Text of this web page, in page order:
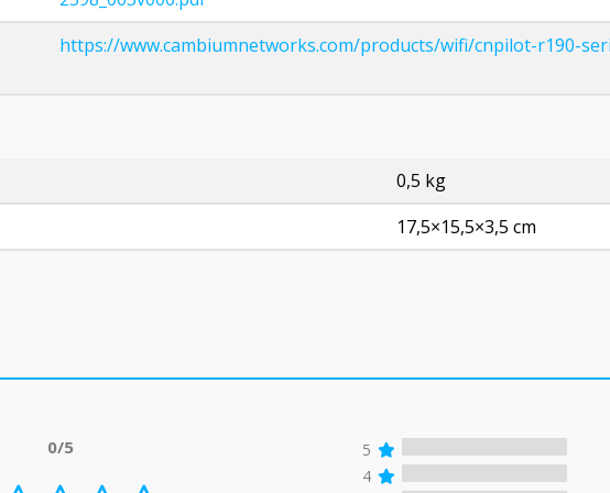
https://www.cambiumnetworks.com/products/wifi/cnpilot-r190-
0,5 kg
17,5×15,5×3,5 cm
0/5
5
4